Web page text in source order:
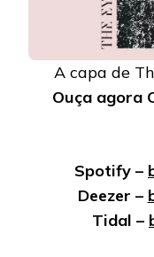
A capa de
Ouça agora
Spotify –
Deezer –
Tidal –